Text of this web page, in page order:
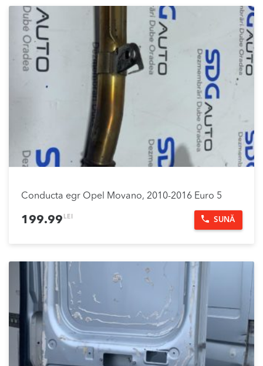
Conducta egr Opel Movano, 2010-2016 Euro 5
199.99 LEI SUNĂ